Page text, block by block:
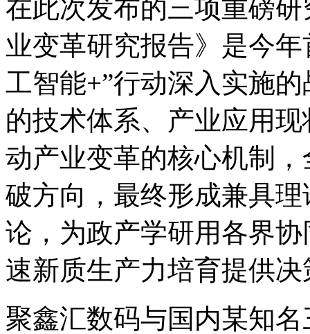
在此次发布的三项重磅研
业变革研究报告》是今
工智能+”行动深入实施的
的技术体系、产业应用
动产业变革的核心机制
破方向，最终形成兼
论，为政产学研用各界
速新质生产力培育提供
聚鑫汇数码与国内某知